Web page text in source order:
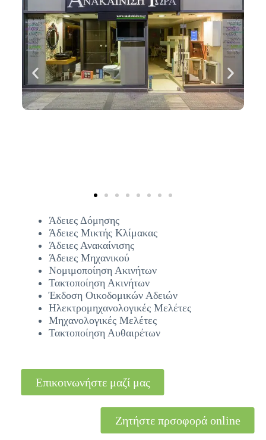
Άδειες Δόμησης
Άδειες Μικτής Κλίμακας
Άδειες Ανακαίνισης
Άδειες Μηχανικού
Νομιμοποίηση Ακινήτων
Τακτοποίηση Ακινήτων
Έκδοση Οικοδομικών Αδειών
Ηλεκτρομηχανολογικές Μελέτες
Μηχανολογικές Μελέτες
Τακτοποίηση Αυθαιρέτων
Επικοινωνήστε μαζί μας
Ζητήστε πρσοφορά online